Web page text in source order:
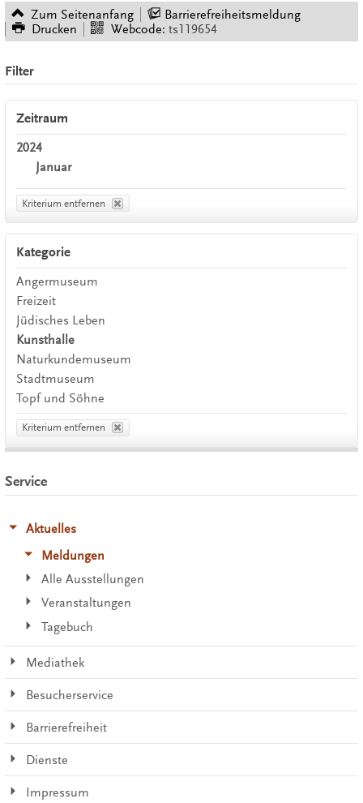
Zum Seitenanfang
Barrierefreiheitsmeldung
Drucken
Webcode: ts119654
Filter
Zeitraum
2024
Januar
Kriterium entfernen
Kategorie
Angermuseum
Freizeit
Jüdisches Leben
Kunsthalle
Naturkundemuseum
Stadtmuseum
Topf und Söhne
Kriterium entfernen
Service
Aktuelles
Meldungen
Alle Ausstellungen
Veranstaltungen
Tagebuch
Mediathek
Besucherservice
Barrierefreiheit
Dienste
Impressum